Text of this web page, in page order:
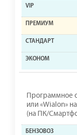
Программное
или «Wialon»
(на ПК/